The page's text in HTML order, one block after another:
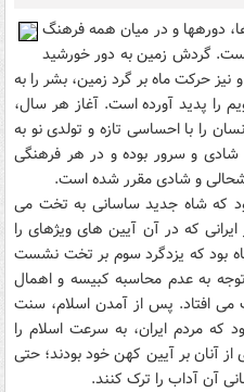
دوره‏ها و در ميان همه فرهنگ‌
گردش زمين به دور خورشيد
حرکت ماه بر گرد زمين، بشر را به
را پديد آورده است. آغاز هر سال،
را با احساسى تازه و تولدى نو به
شادى و سرور بوده و در هر فرهنگى
و شادى مقرر شده است.
بود که شاه جديد ساسانى به تخت مى
که در آن آيين هاى ويژه‏اى را
بود که يزدگرد سوم بر تخت نشست
به عدم محاسبه کبيسه و اهمال
افتاد. پس از آمدن اسلام، سنت
که مردم ايران، به سرعت اسلام را
از آنان بر آيين کهن خود بودند؛ حتى
آن آداب را ترک کنند.